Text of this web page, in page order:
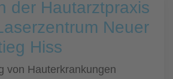
der Hautarztpraxis
Neuer
Hiss
von Hauterkrankungen